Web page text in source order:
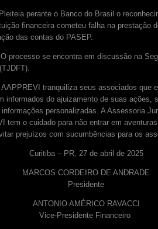
perante o Banco do Brasil o
financeira cometeu falha na prestação
das contas do PASEP.
processo se encontra em discussão na
AAPPREVI tranquiliza seus associados que
informados do ajuizamento de suas ações,
informações personalizadas. A Assessoria
tem o cuidado para não entrar em
prejuízos com sucumbências para os
Curitiba – PR, 27 de abril de 2025
MARCOS CORDEIRO DE ANDRADE
Presidente
ANTONIO AMÉRICO RAVACCI
Vice-Presidente Financeiro